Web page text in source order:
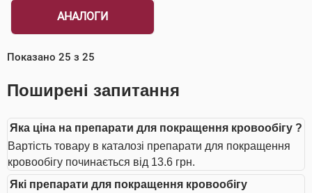
АНАЛОГИ
Показано 25 з 25
Поширені запитання
Яка ціна на препарати для покращення кровообігу ?
Вартість товару в каталозі препарати для покращення
кровообігу починається від 13.6 грн.
Які препарати для покращення кровообігу